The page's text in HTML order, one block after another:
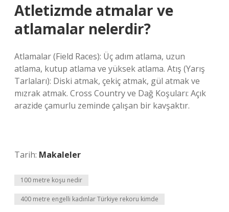
Atletizmde atmalar ve
atlamalar nelerdir?
Atlamalar (Field Races): Üç adım atlama, uzun
atlama, kutup atlama ve yüksek atlama. Atış (Yarış
Tarlaları): Diski atmak, çekiç atmak, gül atmak ve
mızrak atmak. Cross Country ve Dağ Koşuları: Açık
arazide çamurlu zeminde çalışan bir kavşaktır.
Tarih: Makaleler
100 metre koşu nedir
400 metre engelli kadınlar Türkiye rekoru kimde